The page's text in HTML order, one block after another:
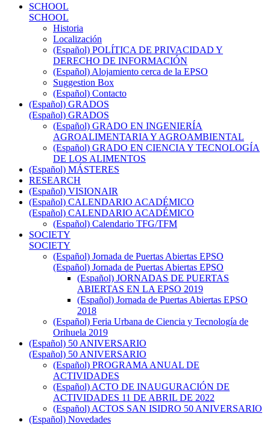
SCHOOL
SCHOOL
Historia
Localización
(Español) POLÍTICA DE PRIVACIDAD Y
DERECHO DE INFORMACIÓN
(Español) Alojamiento cerca de la EPSO
Suggestion Box
(Español) Contacto
(Español) GRADOS
(Español) GRADOS
(Español) GRADO EN INGENIERÍA
AGROALIMENTARIA Y AGROAMBIENTAL
(Español) GRADO EN CIENCIA Y TECNOLOGÍA
DE LOS ALIMENTOS
(Español) MÁSTERES
RESEARCH
(Español) VISIONAIR
(Español) CALENDARIO ACADÉMICO
(Español) CALENDARIO ACADÉMICO
(Español) Calendario TFG/TFM
SOCIETY
SOCIETY
(Español) Jornada de Puertas Abiertas EPSO
(Español) Jornada de Puertas Abiertas EPSO
(Español) JORNADAS DE PUERTAS
ABIERTAS EN LA EPSO 2019
(Español) Jornada de Puertas Abiertas EPSO
2018
(Español) Feria Urbana de Ciencia y Tecnología de
Orihuela 2019
(Español) 50 ANIVERSARIO
(Español) 50 ANIVERSARIO
(Español) PROGRAMA ANUAL DE
ACTIVIDADES
(Español) ACTO DE INAUGURACIÓN DE
ACTIVIDADES 11 DE ABRIL DE 2022
(Español) ACTOS SAN ISIDRO 50 ANIVERSARIO
(Español) Novedades